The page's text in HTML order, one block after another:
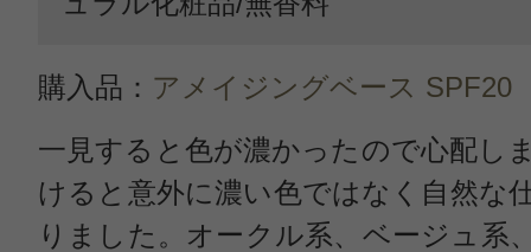
購入品： アメイジングベース SPF20
一見すると色が濃かったので心配し
けると意外に濃い色ではなく自然な
りました。オークル系、ベージュ系